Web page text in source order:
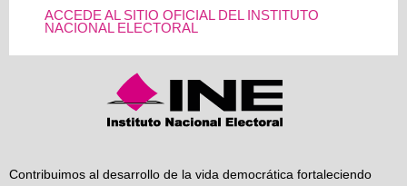
ACCEDE AL SITIO OFICIAL DEL INSTITUTO
NACIONAL ELECTORAL
Contribuimos al desarrollo de la vida democrática fortaleciendo